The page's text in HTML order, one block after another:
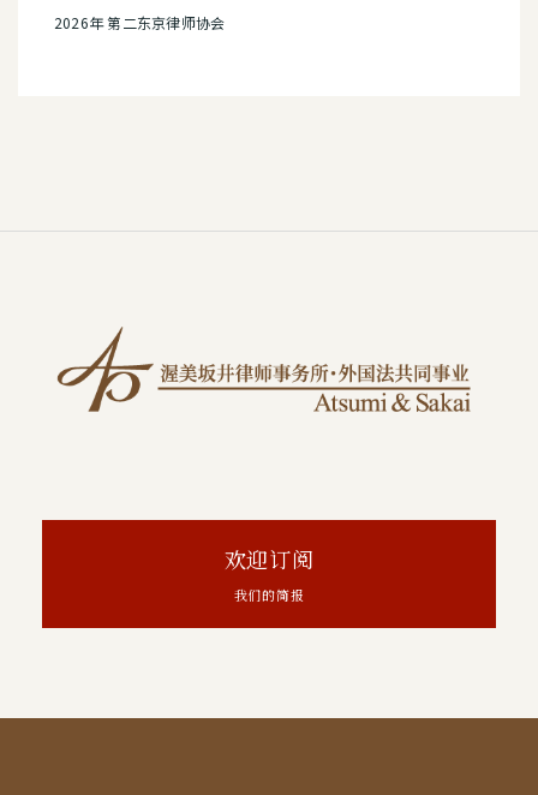
2026年 第二东京律师协会
欢迎订阅
我们的简报